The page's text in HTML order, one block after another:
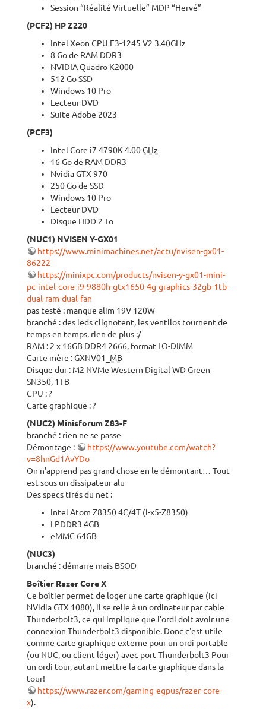
Session “Réalité Virtuelle” MDP “Hervé”
(PCF2) HP Z220
Intel Xeon CPU E3-1245 V2 3.40GHz
8 Go de RAM DDR3
NVIDIA Quadro K2000
512 Go SSD
Windows 10 Pro
Lecteur DVD
Suite Adobe 2023
(PCF3)
Intel Core i7 4790K 4.00GHz
16 Go de RAM DDR3
Nvidia GTX 970
250 Go de SSD
Windows 10 Pro
Lecteur DVD
Disque HDD 2 To
(NUC1) NVISEN Y-GX01
https://www.minimachines.net/actu/nvisen-gx01-
86222
https://minixpc.com/products/nvisen-y-gx01-mini-
pc-intel-core-i9-9880h-gtx1650-4g-graphics-32gb-1tb-
dual-ram-dual-fan
pas testé : manque alim 19V 120W
branché : des leds clignotent, les ventilos tournent de
temps en temps, rien de plus :/
RAM : 2 x 16GB DDR4 2666, format LO-DIMM
Carte mère : GXNV01_ MB
Disque dur : M2 NVMe Western Digital WD Green
SN350, 1TB
CPU : ?
Carte graphique : ?
(NUC2) Minisforum Z83-F
branché : rien ne se passe
Démontage :
https://www.youtube.com/watch?
v=8hnGd1AvYDo
On n'apprend pas grand chose en le démontant… Tout
est sous un dissipateur alu
Des specs tirés du net :
Intel Atom Z8350 4C/4T (i-x5-Z8350)
LPDDR3 4GB
eMMC 64GB
(NUC3)
branché : démarre mais BSOD
Boîtier Razer Core X
Ce boîtier permet de loger une carte graphique (ici
NVidia GTX 1080), il se relie à un ordinateur par cable
Thunderbolt3, ce qui implique que l'ordi doit avoir une
connexion Thunderbolt3 disponible. Donc c'est utile
comme carte graphique externe pour un ordi portable
(ou NUC, ou client léger) avec port Thunderbolt3 Pour
un ordi tour, autant mettre la carte graphique dans la
tour!
https://www.razer.com/gaming-egpus/razer-core-
x).